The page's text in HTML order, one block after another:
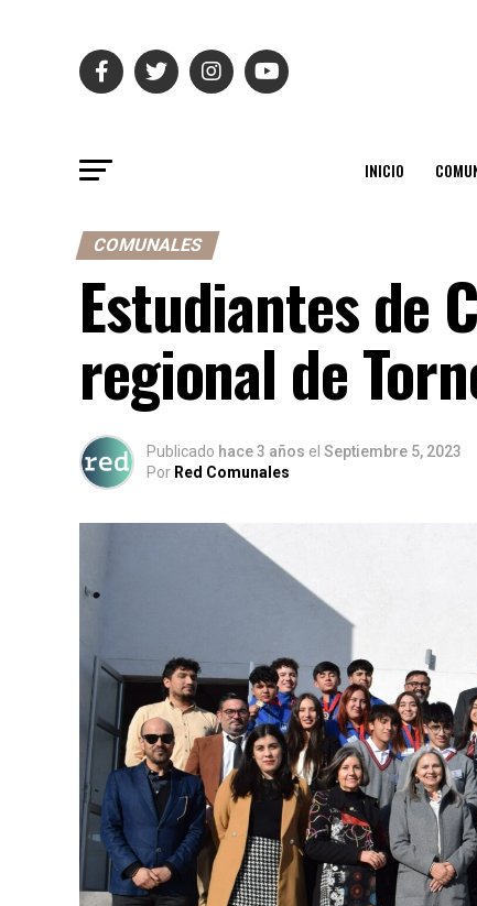
INICIO
COMUNALES
Estudiantes de
regional de
Publicado hace 3 años el Septiembre 5, 2023
Por Red Comunales